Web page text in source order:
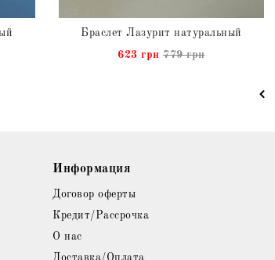
Браслет Лазурит натуральный
623 грн 779 грн
Информация
Договор оферты
Кредит/Рассрочка
О нас
Доставка/Оплата